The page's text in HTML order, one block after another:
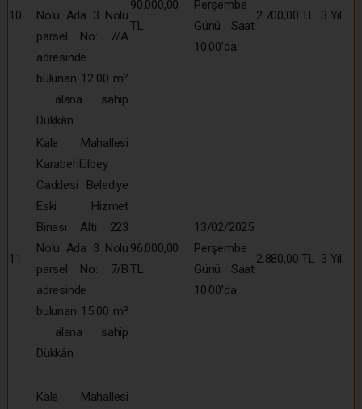
10
Nolu Ada 3 Nolu
parsel No: 7/A
adresinde
bulunan 12.00 m²
alana sahip
Dükkân
90.000,00
TL
Perşembe
Günü Saat
10:00’da
2.700,00 TL 3 Yıl
11
Kale Mahallesi
Karabehlülbey
Caddesi Belediye
Eski Hizmet
Binası Altı 223
Nolu Ada 3 Nolu
parsel No: 7/B
adresinde
bulunan 15.00 m²
alana sahip
Dükkân
96.000,00
TL
13/02/2025
Perşembe
Günü Saat
10:00’da
2.880,00 TL 3 Yıl
Kale Mahallesi